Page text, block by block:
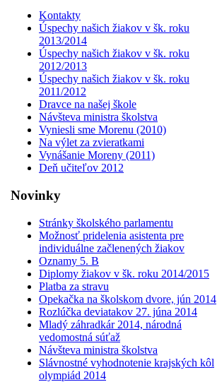
Kontakty
Úspechy našich žiakov v šk. roku
2013/2014
Úspechy našich žiakov v šk. roku
2012/2013
Úspechy našich žiakov v šk. roku
2011/2012
Dravce na našej škole
Návšteva ministra školstva
Vyniesli sme Morenu (2010)
Na výlet za zvieratkami
Vynášanie Moreny (2011)
Deň učiteľov 2012
Novinky
Stránky školského parlamentu
Možnosť pridelenia asistenta pre
individuálne začlenených žiakov
Oznamy 5. B
Diplomy žiakov v šk. roku 2014/2015
Platba za stravu
Opekačka na školskom dvore, jún 2014
Rozlúčka deviatakov 27. júna 2014
Mladý záhradkár 2014, národná
vedomostná súťaž
Návšteva ministra školstva
Slávnostné vyhodnotenie krajských kôl
olympiád 2014